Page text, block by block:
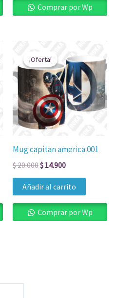
Comprar por Wp
¡Oferta!
¡Oferta!
Mug capitan america 001
$20.000
original
era:
$ 20.000.
$ 14.900
precio
actual
es:
$ 14.900.
Añadir al carrito
Comprar por Wp